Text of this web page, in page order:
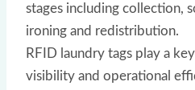
stages including collection,
ironing and redistribution.
RFID laundry tags play a
visibility and operational